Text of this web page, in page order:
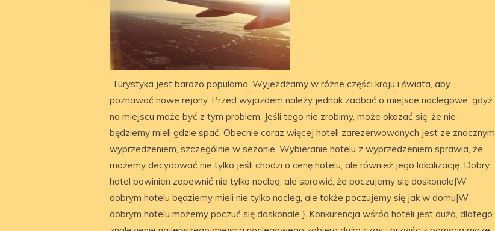
Turystyka jest bardzo popularna. Wyjeżdżamy w różne części kraju i świata, aby
poznawać nowe rejony. Przed wyjazdem należy jednak zadbać o miejsce noclegowe, gdyż
na miejscu może być z tym problem. Jeśli tego nie zrobimy, może okazać się, że nie
będziemy mieli gdzie spać. Obecnie coraz więcej hoteli zarezerwowanych jest ze znacznym
wyprzedzeniem, szczególnie w sezonie. Wybieranie hotelu z wyprzedzeniem sprawia, że
możemy decydować nie tylko jeśli chodzi o cenę hotelu, ale również jego lokalizację. Dobry
hotel powinien zapewnić nie tylko nocleg, ale sprawić, że poczujemy się doskonale|W
dobrym hotelu będziemy mieli nie tylko nocleg, ale także poczujemy się jak w domu|W
dobrym hotelu możemy poczuć się doskonale.}. Konkurencja wśród hoteli jest duża, dlatego